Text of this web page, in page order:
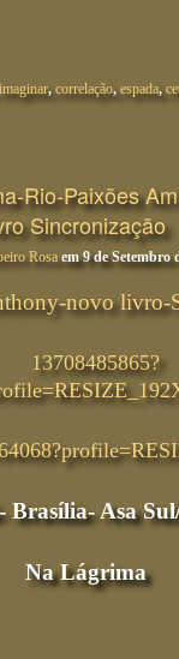
imaginar, correlação, espada,
Rio-Paixões
Sincronização
Rosa em 9 de Setembro
novo livro-
Brasília- Asa
Na Lágrima